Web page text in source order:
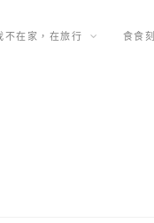
不在家，在旅行 食食